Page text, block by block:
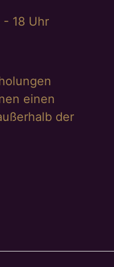
- 18 Uhr
einen
der